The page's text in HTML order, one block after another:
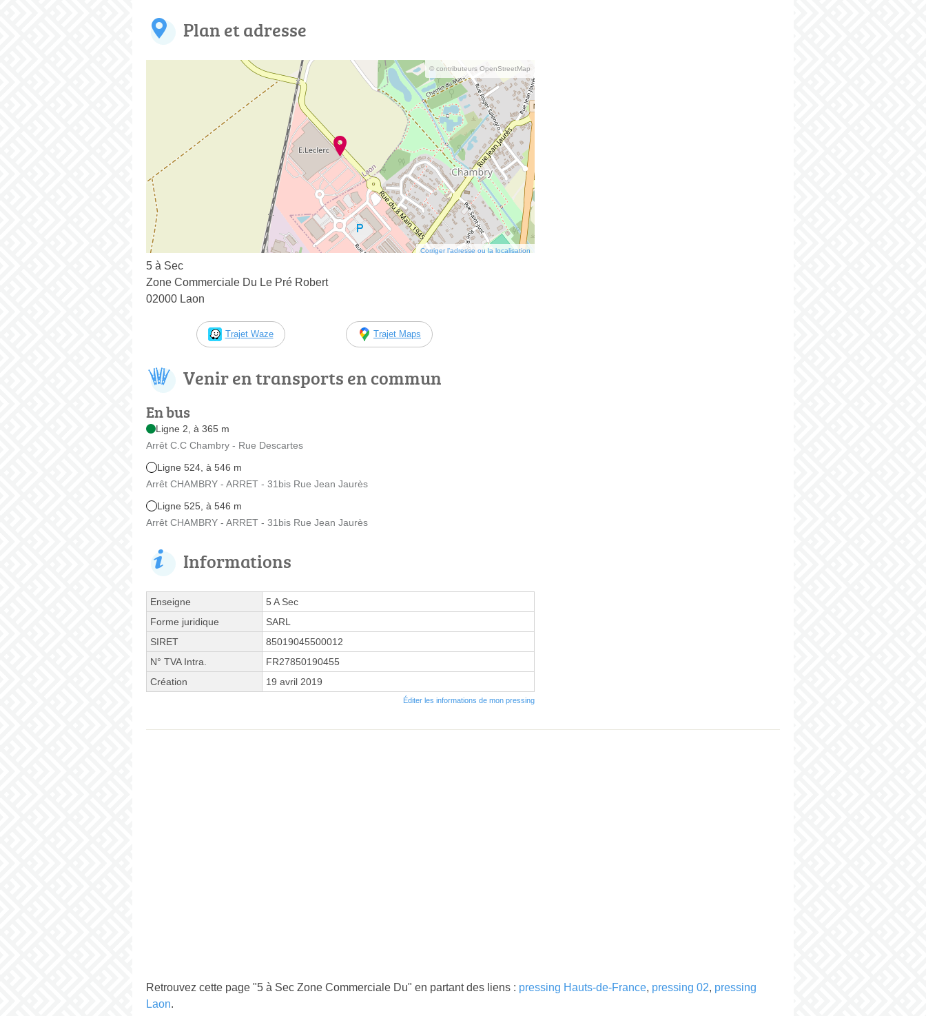
Plan et adresse
© contributeurs OpenStreetMap
Corriger l’adresse ou la localisation
5 à Sec
Zone Commerciale Du Le Pré Robert
02000 Laon
Trajet Waze Trajet Maps
Venir en transports en commun
En bus
Ligne 2, à 365 m
Arrêt C.C Chambry - Rue Descartes
Ligne 524, à 546 m
Arrêt CHAMBRY - ARRET - 31bis Rue Jean Jaurès
Ligne 525, à 546 m
Arrêt CHAMBRY - ARRET - 31bis Rue Jean Jaurès
Informations
Enseigne
5 A Sec
Forme juridique
SARL
SIRET
85019045500012
N° TVA Intra.
FR27850190455
Création
19 avril 2019
Éditer les informations de mon pressing
Retrouvez cette page "5 à Sec Zone Commerciale Du" en partant des liens : pressing Hauts-de-France, pressing 02, pressing
Laon.